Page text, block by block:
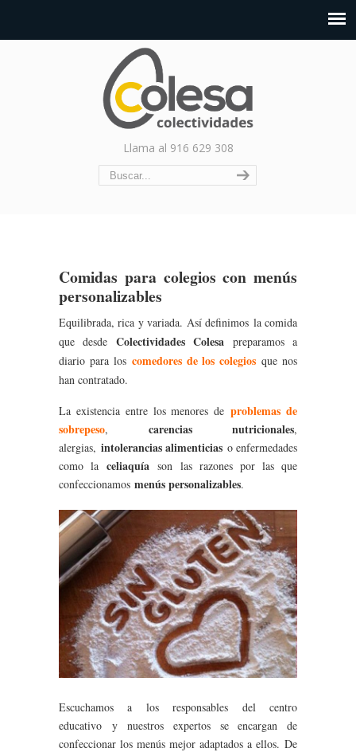
Llama al 916 629 308
Comidas para colegios con menús
personalizables
Equilibrada, rica y variada. Así definimos la comida
que desde Colectividades Colesa preparamos a
diario para los comedores de los colegios que nos
han contratado.
La existencia entre los menores de problemas de
sobrepeso, carencias nutricionales,
alergias, intolerancias alimenticias o enfermedades
como la celiaquía son las razones por las que
confeccionamos menús personalizables.
Escuchamos a los responsables del centro
educativo y nuestros expertos se encargan de
confeccionar los menús mejor adaptados a ellos. De